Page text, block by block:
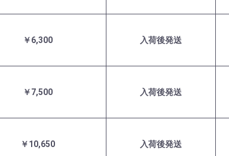
￥6,300 入荷後発送
￥7,500 入荷後発送
￥10,650 入荷後発送